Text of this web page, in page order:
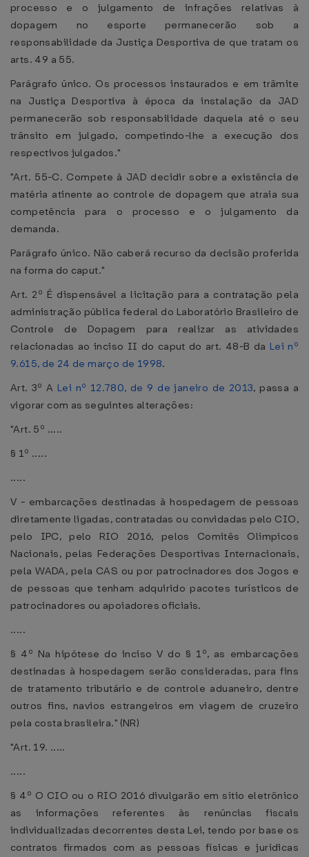
processo e o julgamento de infrações relativas à
dopagem no esporte permanecerão sob a
responsabilidade da Justiça Desportiva de que tratam os
arts. 49 a 55.
Parágrafo único. Os processos instaurados e em trâmite
na Justiça Desportiva à época da instalação da JAD
permanecerão sob responsabilidade daquela até o seu
trânsito em julgado, competindo-lhe a execução dos
respectivos julgados."
"Art. 55-C. Compete à JAD decidir sobre a existência de
matéria atinente ao controle de dopagem que atraia sua
competência para o processo e o julgamento da
demanda.
Parágrafo único. Não caberá recurso da decisão proferida
na forma do caput."
Art. 2º É dispensável a licitação para a contratação pela
administração pública federal do Laboratório Brasileiro de
Controle de Dopagem para realizar as atividades
relacionadas ao inciso II do caput do art. 48-B da Lei nº
9.615, de 24 de março de 1998.
Art. 3º A Lei nº 12.780, de 9 de janeiro de 2013, passa a
vigorar com as seguintes alterações:
"Art. 5º .....
§ 1º .....
.....
V - embarcações destinadas à hospedagem de pessoas
diretamente ligadas, contratadas ou convidadas pelo CIO,
pelo IPC, pelo RIO 2016, pelos Comitês Olímpicos
Nacionais, pelas Federações Desportivas Internacionais,
pela WADA, pela CAS ou por patrocinadores dos Jogos e
de pessoas que tenham adquirido pacotes turísticos de
patrocinadores ou apoiadores oficiais.
.....
§ 4º Na hipótese do inciso V do § 1º, as embarcações
destinadas à hospedagem serão consideradas, para fins
de tratamento tributário e de controle aduaneiro, dentre
outros fins, navios estrangeiros em viagem de cruzeiro
pela costa brasileira." (NR)
"Art. 19. .....
.....
§ 4º O CIO ou o RIO 2016 divulgarão em sítio eletrônico
as informações referentes às renúncias fiscais
individualizadas decorrentes desta Lei, tendo por base os
contratos firmados com as pessoas físicas e jurídicas